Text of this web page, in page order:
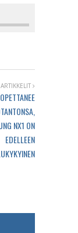
NX1 ON
EDELLEEN